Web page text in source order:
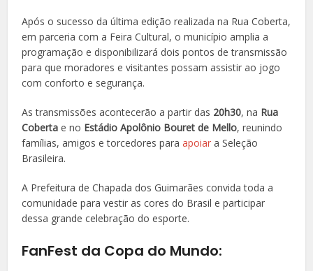
Após o sucesso da última edição realizada na Rua Coberta,
em parceria com a Feira Cultural, o município amplia a
programação e disponibilizará dois pontos de transmissão
para que moradores e visitantes possam assistir ao jogo
com conforto e segurança.
As transmissões acontecerão a partir das 20h30, na Rua
Coberta e no Estádio Apolônio Bouret de Mello, reunindo
famílias, amigos e torcedores paraapoiar a Seleção
Brasileira.
A Prefeitura de Chapada dos Guimarães convida toda a
comunidade para vestir as cores do Brasil e participar
dessa grande celebração do esporte.
FanFest da Copa do Mundo: